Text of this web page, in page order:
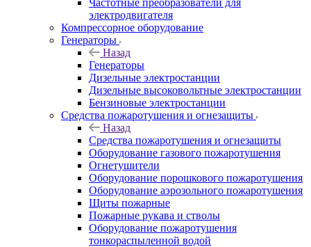
Частотные преобразователи для
электродвигателя
Компрессорное оборудование
Генераторы
Назад
Генераторы
Дизельные электростанции
Дизельные высоковольтные электростанции
Бензиновые электростанции
Средства пожаротушения и огнезащиты
Назад
Средства пожаротушения и огнезащиты
Оборудование газового пожаротушения
Огнетушители
Оборудование порошкового пожаротушения
Оборудование аэрозольного пожаротушения
Щиты пожарные
Пожарные рукава и стволы
Оборудование пожаротушения
тонкораспыленной водой